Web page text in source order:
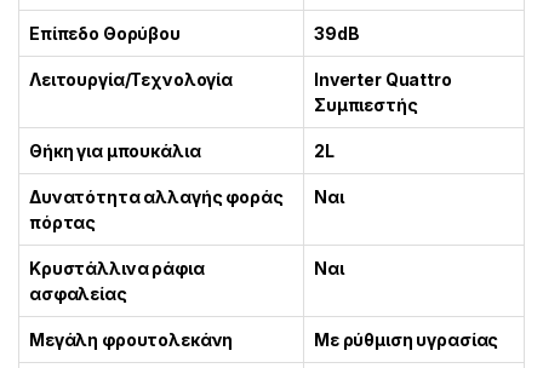
Επίπεδο Θορύβου 39dB
Λειτουργία/Τεχνολογία
Inverter Quattro
Συμπιεστής
Θήκη για μπουκάλια 2L
Δυνατότητα αλλαγής φοράς
πόρτας
Ναι
Κρυστάλλινα ράφια
ασφαλείας
Ναι
Μεγάλη φρουτολεκάνη Με ρύθμιση υγρασίας